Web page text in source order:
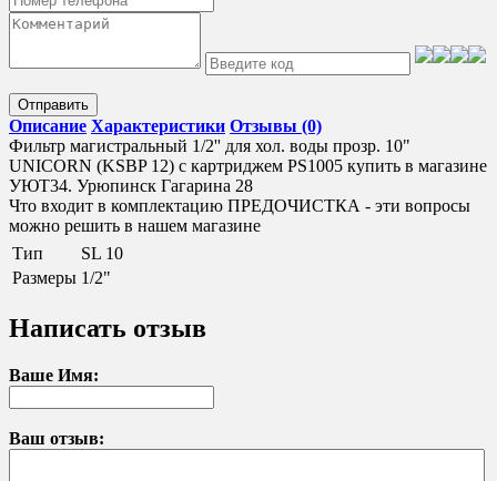
Отправить
Описание Характеристики Отзывы (0)
Фильтр магистральный 1/2'' для хол. воды прозр. 10"
UNICORN (KSBP 12) c картриджем PS1005 купить в магазине
УЮТ34. Урюпинск Гагарина 28
Что входит в комплектацию ПРЕДОЧИСТКА - эти вопросы
можно решить в нашем магазине
Тип
SL 10
Размеры 1/2"
Написать отзыв
Ваше Имя:
Ваш отзыв: